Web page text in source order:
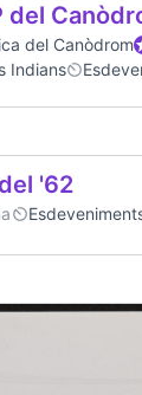
del
del Canòdrom
Indians
'62